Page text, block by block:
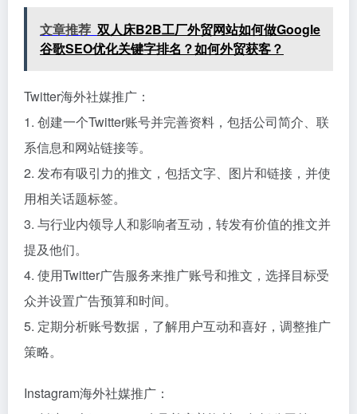
文章推荐 双人床B2B工厂外贸网站如何做Google
谷歌SEO优化关键字排名？如何外贸获客？
Twitter海外社媒推广：
1. 创建一个Twitter账号并完善资料，包括公司简介、联
系信息和网站链接等。
2. 发布有吸引力的推文，包括文字、图片和链接，并使
用相关话题标签。
3. 与行业内领导人和影响者互动，转发有价值的推文并
提及他们。
4. 使用Twitter广告服务来推广账号和推文，选择目标受
众并设置广告预算和时间。
5. 定期分析账号数据，了解用户互动和喜好，调整推广
策略。
Instagram海外社媒推广：